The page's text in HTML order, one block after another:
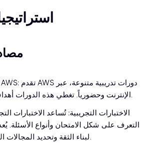
1.
الإنترنت وحضورياً. تغطي هذه الدورات أهداف الامتحان بالتفصيل.
الاختبارات التجريبية: تُساعد الاختبارات
التعرف على شكل الامتحان وأنواع الأسئلة.
لبناء الثقة وتحديد المجالات التي تحتاج إلى تحسين.